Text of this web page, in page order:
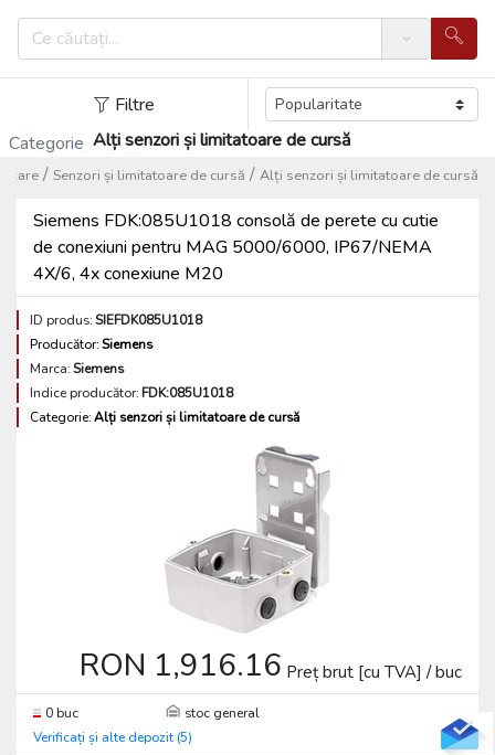
Search
Filtre
Categorie Alți senzori și limitatoare de cursă
Alți senzori și limitatoare de cursă
/
Senzori și limitatoare de cursă
/
Siemens FDK:085U1018 consolă de perete cu cutie
de conexiuni pentru MAG 5000/6000, IP67/NEMA
4X/6, 4x conexiune M20
ID produs:SIEFDK085U1018
Producător:Siemens
Marca:Siemens
Indice producător:FDK:085U1018
Categorie:Alți senzori și limitatoare de cursă
RON 1,916.16 Preț brut [cu TVA] / buc
0 buc
stoc general
Verificați și alte depozit (5)